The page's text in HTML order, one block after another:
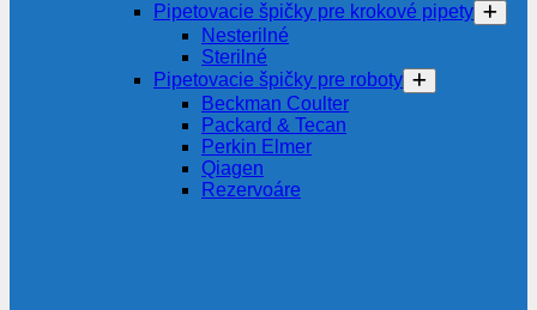
Pipetovacie špičky pre krokové pipety
Nesterilné
Sterilné
Pipetovacie špičky pre roboty
Beckman Coulter
Packard & Tecan
Perkin Elmer
Qiagen
Rezervoáre